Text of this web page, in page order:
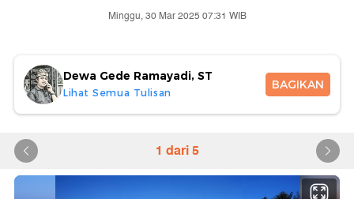
Minggu, 30 Mar 2025 07:31 WIB
Dewa Gede Ramayadi, ST
Lihat Semua Tulisan
BAGIKAN
1 dari 5